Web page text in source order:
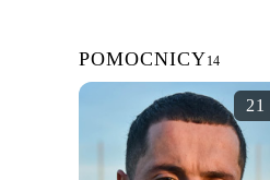
POMOCNICY14
21